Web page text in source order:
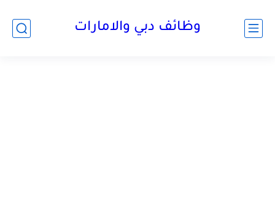
وظائف دبي والامارات